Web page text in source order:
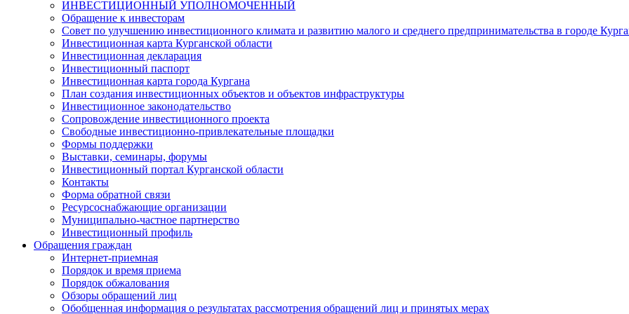
ИНВЕСТИЦИОННЫЙ УПОЛНОМОЧЕННЫЙ
Обращение к инвесторам
Совет по улучшению инвестиционного климата и развитию малого и среднего предпринимательства в городе
Инвестиционная карта Курганской области
Инвестиционная декларация
Инвестиционный паспорт
Инвестиционная карта города Кургана
План создания инвестиционных объектов и объектов инфраструктуры
Инвестиционное законодательство
Сопровождение инвестиционного проекта
Свободные инвестиционно-привлекательные площадки
Формы поддержки
Выставки, семинары, форумы
Инвестиционный портал Курганской области
Контакты
Форма обратной связи
Ресурсоснабжающие организации
Муниципально-частное партнерство
Инвестиционный профиль
Обращения граждан
Интернет-приемная
Порядок и время приема
Порядок обжалования
Обзоры обращений лиц
Обобщенная информация о результатах рассмотрения обращений лиц и принятых мерах